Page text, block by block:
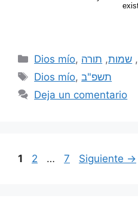
Dios mío, , שמות, תורה
Dios mío,תשפ"ב
Deja un comentario
1 2 … 7 Siguiente →